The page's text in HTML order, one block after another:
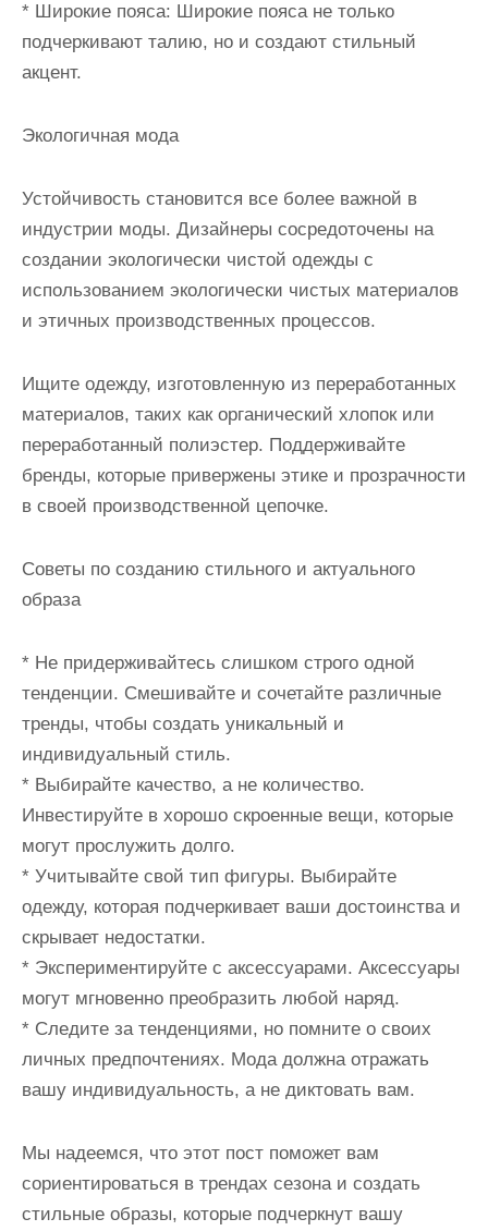
* Широкие пояса: Широкие пояса не только
подчеркивают талию, но и создают стильный
акцент.
Экологичная мода
Устойчивость становится все более важной в
индустрии моды. Дизайнеры сосредоточены на
создании экологически чистой одежды с
использованием экологически чистых материалов
и этичных производственных процессов.
Ищите одежду, изготовленную из переработанных
материалов, таких как органический хлопок или
переработанный полиэстер. Поддерживайте
бренды, которые привержены этике и прозрачности
в своей производственной цепочке.
Советы по созданию стильного и актуального
образа
* Не придерживайтесь слишком строго одной
тенденции. Смешивайте и сочетайте различные
тренды, чтобы создать уникальный и
индивидуальный стиль.
* Выбирайте качество, а не количество.
Инвестируйте в хорошо скроенные вещи, которые
могут прослужить долго.
* Учитывайте свой тип фигуры. Выбирайте
одежду, которая подчеркивает ваши достоинства и
скрывает недостатки.
* Экспериментируйте с аксессуарами. Аксессуары
могут мгновенно преобразить любой наряд.
* Следите за тенденциями, но помните о своих
личных предпочтениях. Мода должна отражать
вашу индивидуальность, а не диктовать вам.
Мы надеемся, что этот пост поможет вам
сориентироваться в трендах сезона и создать
стильные образы, которые подчеркнут вашу